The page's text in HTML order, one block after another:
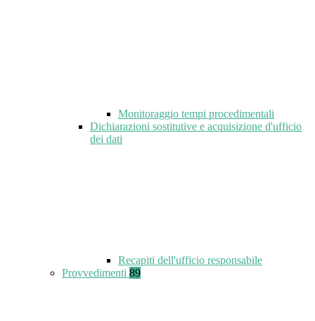
Monitoraggio tempi procedimentali
Dichiarazioni sostitutive e acquisizione d'ufficio
dei dati
Recapiti dell'ufficio responsabile
Provvedimenti 89